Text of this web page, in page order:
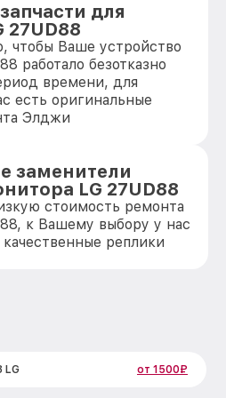
для
27UD88
чтобы Ваше устройство
работало безотказно
времени, для
есть оригинальные
Элджи
заменители
LG 27UD88
стоимость ремонта
к Вашему выбору у нас
реплики
LG от 1500₽